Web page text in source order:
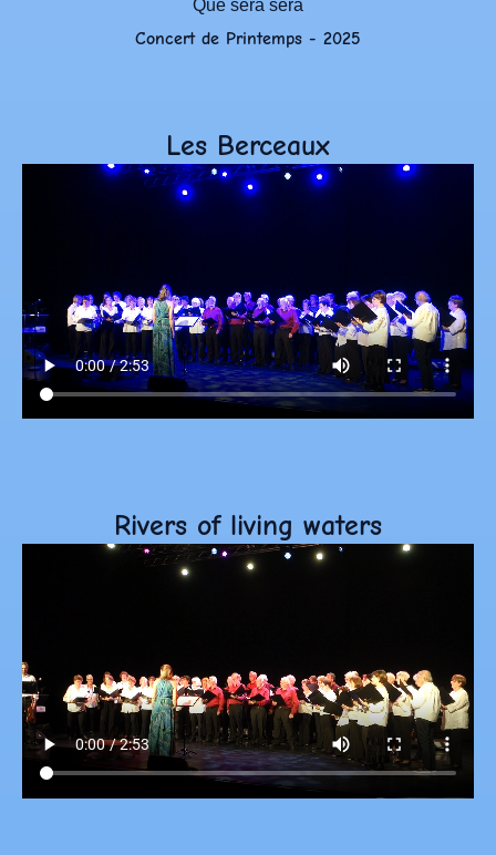
Que sera sera
Concert de Printemps - 2025
Les Berceaux
Rivers of living waters